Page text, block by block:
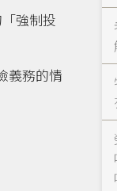
強制投
義務的情